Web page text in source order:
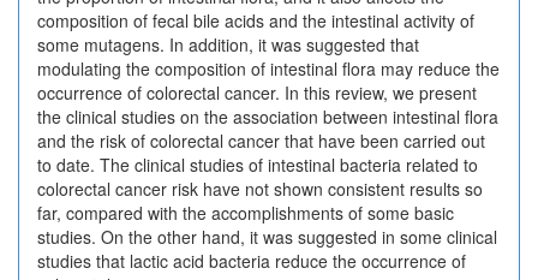
composition of fecal bile acids and the intestinal activity of
some mutagens. In addition, it was suggested that
modulating the composition of intestinal flora may reduce the
occurrence of colorectal cancer. In this review, we present
the clinical studies on the association between intestinal flora
and the risk of colorectal cancer that have been carried out
to date. The clinical studies of intestinal bacteria related to
colorectal cancer risk have not shown consistent results so
far, compared with the accomplishments of some basic
studies. On the other hand, it was suggested in some clinical
studies that lactic acid bacteria reduce the occurrence of